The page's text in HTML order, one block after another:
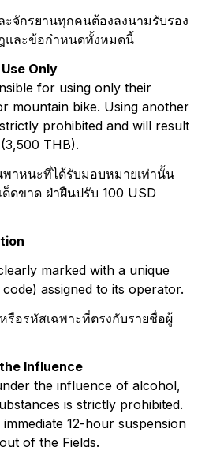
จักรยานทุกคนต้องลงนามรับรอง
และข้อกำหนดทั้งหมดนี้
Only
for using only their
mountain bike. Using another
prohibited and will result
THB).
พาหนะที่ได้รับมอบหมายเท่านั้น
ดขาด ฝ่าฝืนปรับ 100 USD
marked with a unique
assigned to its operator.
อรหัสเฉพาะที่ตรงกับรายชื่อผู้
Influence
the influence of alcohol,
is strictly prohibited.
12-hour suspension
of the Fields.